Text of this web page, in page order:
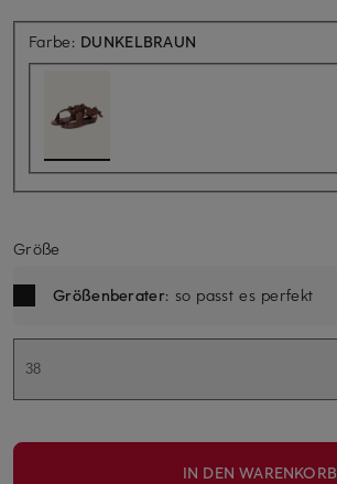
Farbe: DUNKELBRAUN
Größe
Größenberater: so passt es perfekt
38
IN DEN WARENKORB